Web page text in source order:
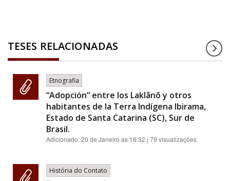
TESES RELACIONADAS
Etnografia
“Adopción” entre los Laklãnõ y otros
habitantes de la Terra Indígena Ibirama,
Estado de Santa Catarina (SC), Sur de
Brasil.
Adicionado:20 de Janeiro as 16:32 | 79 visualizações
História do Contato